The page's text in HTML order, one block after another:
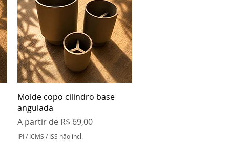
Visualização rápida
Molde copo cilindro base
angulada
A partir de R$ 69,00
Preço promocional
IPI / ICMS / ISS não incl.